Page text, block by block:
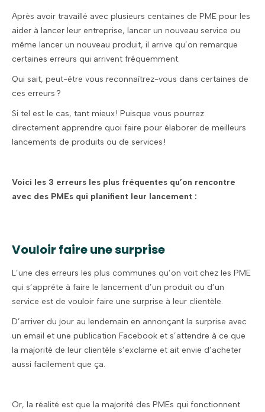
Après avoir travaillé avec plusieurs centaines de PME pour les
aider à lancer leur entreprise, lancer un nouveau service ou
même lancer un nouveau produit, il arrive qu’on remarque
certaines erreurs qui arrivent fréquemment.
Qui sait, peut-être vous reconnaîtrez-vous dans certaines de
ces erreurs ?
Si tel est le cas, tant mieux ! Puisque vous pourrez
directement apprendre quoi faire pour élaborer de meilleurs
lancements de produits ou de services !
Voici les 3 erreurs les plus fréquentes qu’on rencontre
avec des PMEs qui planifient leur lancement :
Vouloir faire une surprise
L’une des erreurs les plus communes qu’on voit chez les PME
qui s’apprête à faire le lancement d’un produit ou d’un
service est de vouloir faire une surprise à leur clientèle.
D’arriver du jour au lendemain en annonçant la surprise avec
un email et une publication Facebook et s’attendre à ce que
la majorité de leur clientèle s’exclame et ait envie d’acheter
aussi facilement que ça.
Or, la réalité est que la majorité des PMEs qui fonctionnent